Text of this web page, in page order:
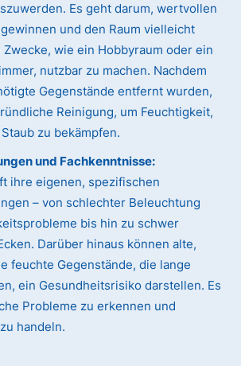
Es geht darum, wertvollen
und den Raum vielleicht
wie ein Hobbyraum oder ein
nutzbar zu machen. Nachdem
Gegenstände entfernt wurden,
Reinigung, um Feuchtigkeit,
zu bekämpfen.
und Fachkenntnisse:
ihre eigenen, spezifischen
– von schlechter Beleuchtung
bis hin zu schwer
Darüber hinaus können alte,
feuchte Gegenstände, die lange
ein Gesundheitsrisiko darstellen. Es
Probleme zu erkennen und
handeln.